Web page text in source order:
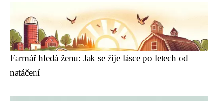
Farmář hledá ženu: Jak se žije lásce po letech od
natáčení